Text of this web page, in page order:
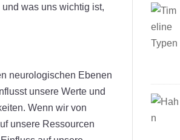
was uns wichtig ist,
neurologischen Ebenen
unsere Werte und
Wenn wir von
unsere Ressourcen